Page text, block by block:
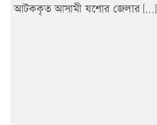
আটককৃত আসামী যশোর জেলার […]